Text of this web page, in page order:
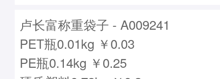
卢长富称重袋子 - A009241
PET瓶0.01kg ￥0.03
PE瓶0.14kg ￥0.25